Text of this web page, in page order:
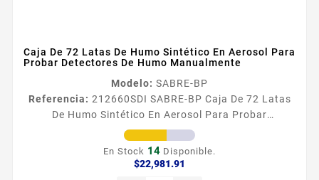
Caja De 72 Latas De Humo Sintético En Aerosol Para
Probar Detectores De Humo Manualmente
Modelo: SABRE-BP
Referencia: 212660SDI SABRE-BP Caja De 72 Latas
De Humo Sintético En Aerosol Para Probar
Detectores De Humo Manualmente El probador de
detectores de humo Smoke Sabre tiene el costo mas
bajo por prueba de los probadores que ofrece SDi Fire
En Stock 14 Disponible.
$22,981.91